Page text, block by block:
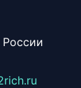
России